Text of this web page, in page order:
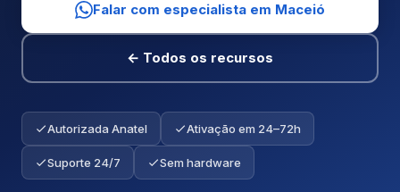
Falar com especialista em Maceió
← Todos os recursos
Autorizada Anatel Ativação em 24–72h
Suporte 24/7 Sem hardware